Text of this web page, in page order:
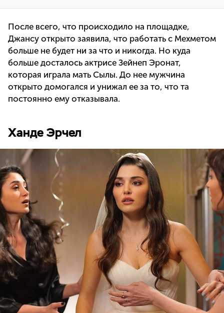
После всего, что происходило на площадке,
Джансу открыто заявила, что работать с Мехметом
больше не будет ни за что и никогда. Но куда
больше досталось актрисе Зейнеп Эронат,
которая играла мать Сылы. До нее мужчина
открыто домогался и унижал ее за то, что та
постоянно ему отказывала.
Ханде Эрчел